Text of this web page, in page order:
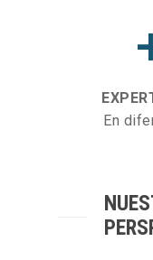
En